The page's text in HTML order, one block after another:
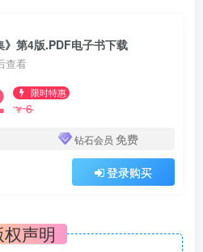
》第4版.PDF电子书下载
查看
限时特惠
￥6
钻石会员 免费
登录购买
权声明